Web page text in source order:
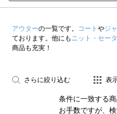
アウターの一覧です。 コート やジ
ております。他にも ニット・セー
商品も充実！
さらに絞り込む 表
条件に一致する
お手数ですが、